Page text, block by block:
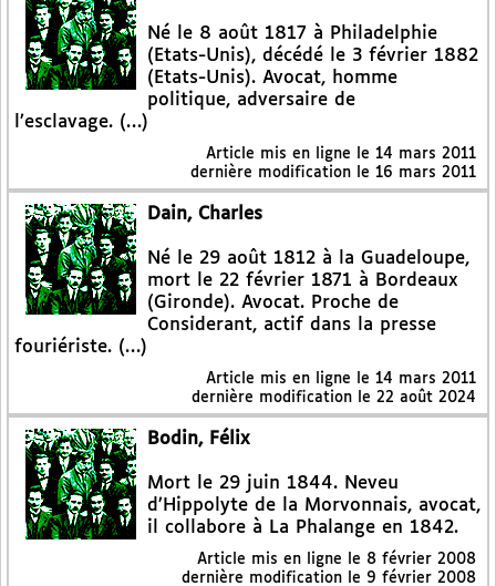
Né le 8 août 1817 à Philadelphie
(Etats-Unis), décédé le 3 février 1882
(Etats-Unis). Avocat, homme
politique, adversaire de
l’esclavage. (…)
Article mis en ligne le 14 mars 2011
dernière modification le 16 mars 2011
Dain, Charles
Né le 29 août 1812 à la Guadeloupe,
mort le 22 février 1871 à Bordeaux
(Gironde). Avocat. Proche de
Considerant, actif dans la presse
fouriériste. (…)
Article mis en ligne le 14 mars 2011
dernière modification le 22 août 2024
Bodin, Félix
Mort le 29 juin 1844. Neveu
d’Hippolyte de la Morvonnais, avocat,
il collabore à La Phalange en 1842.
Article mis en ligne le 8 février 2008
dernière modification le 9 février 2008